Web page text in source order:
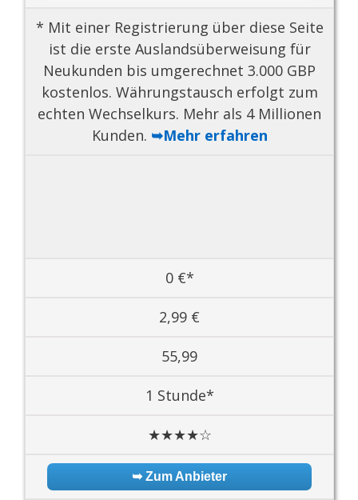
* Mit einer Registrierung über diese Seite
ist die erste Auslandsüberweisung für
Neukunden bis umgerechnet 3.000 GBP
kostenlos. Währungstausch erfolgt zum
echten Wechselkurs. Mehr als 4 Millionen
Kunden. ➥Mehr erfahren
0 €*
2,99 €
55,99
1 Stunde*
★★★★☆
➥ Zum Anbieter